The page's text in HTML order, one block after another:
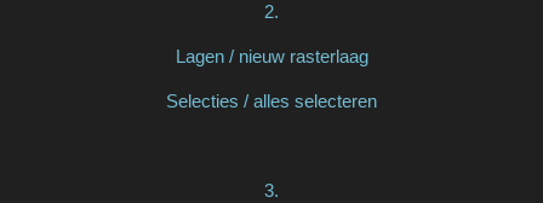
2.
Lagen / nieuw rasterlaag
Selecties / alles selecteren
3.